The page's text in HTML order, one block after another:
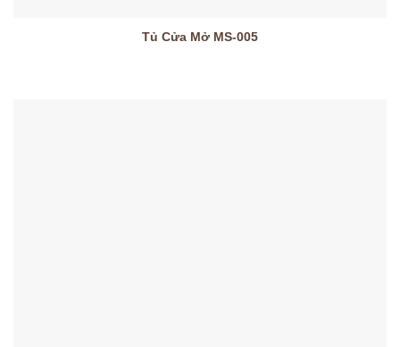
Tủ Cửa Mở MS-005